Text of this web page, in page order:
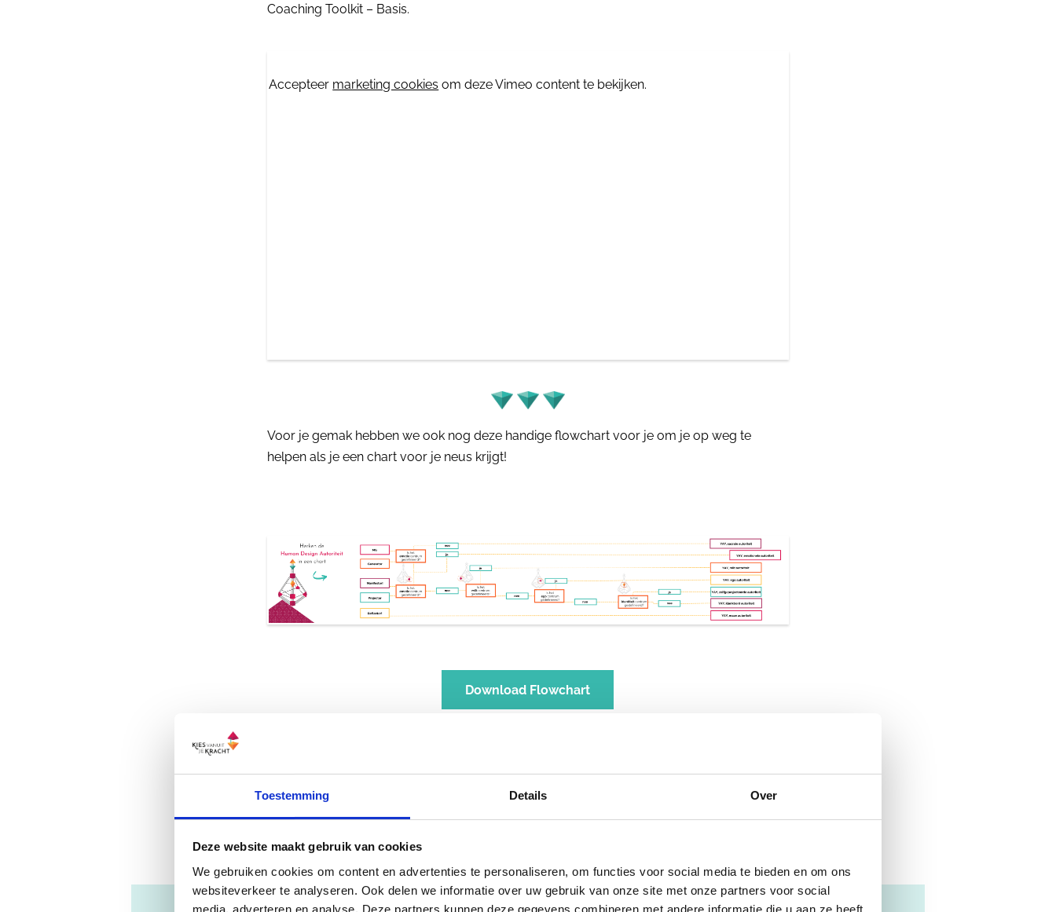
Toestemming Details Over
Deze website maakt gebruik van cookies
We gebruiken cookies om content en advertenties te personaliseren, om functies voor social media te bieden en om ons
websiteverkeer te analyseren. Ook delen we informatie over uw gebruik van onze site met onze partners voor social
media, adverteren en analyse. Deze partners kunnen deze gegevens combineren met andere informatie die u aan ze heeft
Coaching Toolkit – Basis.
⋯
Accepteer marketing cookies om deze Vimeo content te bekijken.
Voor je gemak hebben we ook nog deze handige flowchart voor je om je op weg te
helpen als je een chart voor je neus krijgt!
Download Flowchart
Wil je meer?